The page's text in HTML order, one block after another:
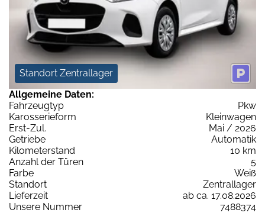
Standort Zentrallager
Allgemeine Daten:
Fahrzeugtyp
Pkw
Karosserieform
Kleinwagen
Erst-Zul.
Mai / 2026
Getriebe
Automatik
Kilometerstand
10 km
Anzahl der Türen
5
Farbe
Weiß
Standort
Zentrallager
Lieferzeit
ab ca. 17.08.2026
Unsere Nummer
7488374